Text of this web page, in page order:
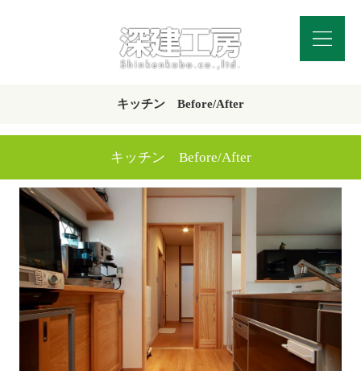
キッチン Before/After
キッチン Before/After